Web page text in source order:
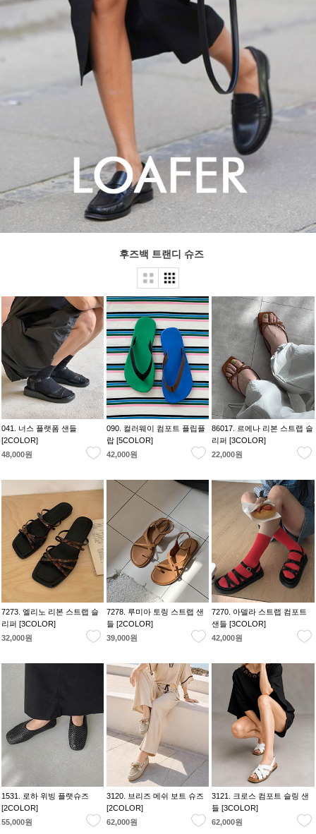
후즈백 트랜디 슈즈
041. 너스 플랫폼 샌들
[2COLOR]
48,000원
090. 컬러웨이 컴포트 플립플
랍 [5COLOR]
42,000원
86017. 르에나 리본 스트랩 슬
리퍼 [3COLOR]
22,000원
7273. 엘리노 리본 스트랩 슬
리퍼 [3COLOR]
32,000원
7278. 루미아 토링 스트랩 샌
들 [2COLOR]
39,000원
7270. 아델라 스트랩 컴포트
샌들 [3COLOR]
42,000원
1531. 로하 위빙 플랫슈즈
[2COLOR]
55,000원
3120. 브리즈 메쉬 보트 슈즈
[2COLOR]
62,000원
3121. 크로스 컴포트 슬링 샌
들 [3COLOR]
62,000원